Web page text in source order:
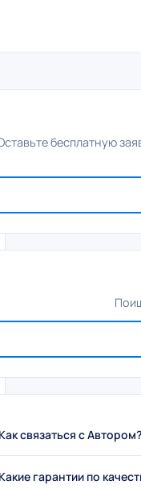
бесплатную
Как связаться с Автором?
Какие гарантии по